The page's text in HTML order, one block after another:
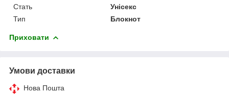
Стать
Унісекс
Тип
Блокнот
Приховати
Умови доставки
Нова Пошта